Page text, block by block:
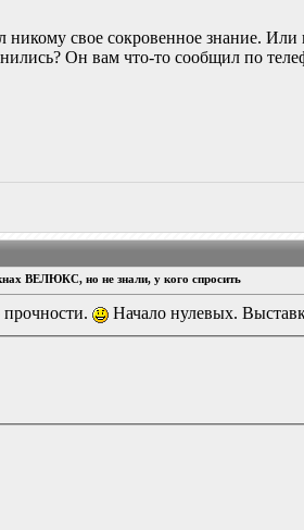
никому свое сокровенное знание. Или
Он вам что-то сообщил по
ВЕЛЮКС, но не знали, у кого спросить
прочности. Начало нулевых.